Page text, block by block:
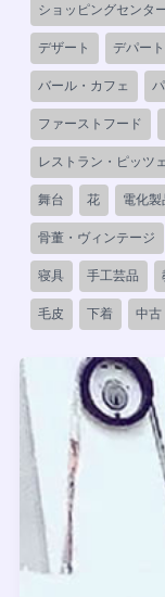
ショッピングセンタ
デザート デパート
バール・カフェ
ファーストフード
レストラン・ピッツ
舞台 花 電化製
骨董・ヴィンテージ
寝具 手工芸品
毛皮 下着 中古